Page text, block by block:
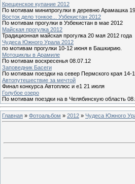
Крещенское купание 2012
По мотивам минипрогулки в деревню Арамашка
Восток дело тонкое... Узбекистан 2012
По мотивам прогулки в Узбекистан в мае 2012
Майская прогулка 2012
Традиционная майская прогулка 20 мая 2012 года
Чудеса Южного Урала 2012
по мотивам прогулки 10-12 июня в Башкирию.
Мотоциклы в Арамиле
По мотивам воскресенья 08.07.12
Заповедник Басеги
По мотивам поездки на север Пермского края 14-
Автопутешествие за мечтой
Финал конкурса Автоплюс и е1 21 июля
Голубое озеро
По мотивам поездки на в Челябинскую область
Главная » Фотоальбом » 2012 » Чудеса Южного